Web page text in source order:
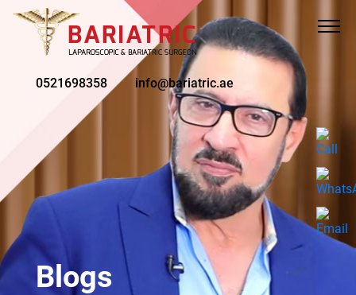
0521698358 info@bariatric.ae
Blogs